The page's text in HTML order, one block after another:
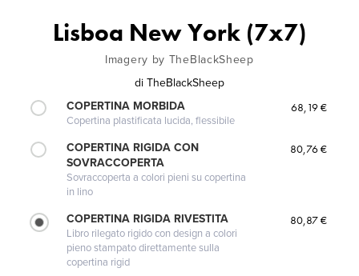
Lisboa New York (7x7)
Imagery by TheBlackSheep
di TheBlackSheep
COPERTINA MORBIDA
Copertina plastificata lucida, flessibile
68,19 €
COPERTINA RIGIDA CON
SOVRACCOPERTA
Sovraccoperta a colori pieni su copertina
in lino
80,76 €
COPERTINA RIGIDA RIVESTITA
Libro rilegato rigido con design a colori
pieno stampato direttamente sulla
copertina rigid
80,87 €